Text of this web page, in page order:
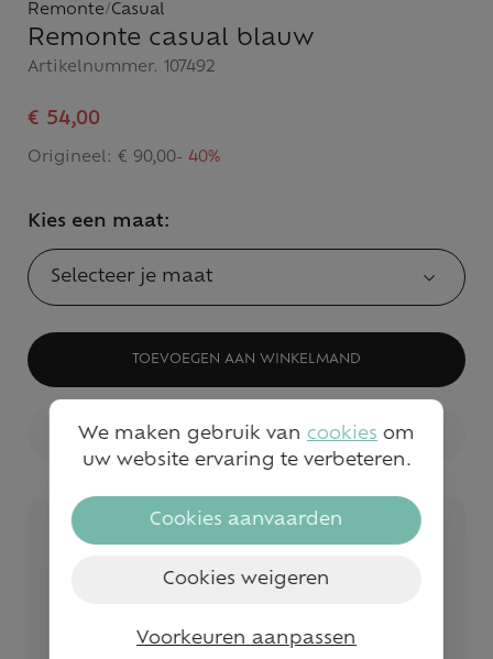
Remonte/Casual
Remonte casual blauw
Artikelnummer. 107492
€ 54,00
Origineel: € 90,00- 40%
Kies een maat:
Selecteer je maat
TOEVOEGEN AAN WINKELMAND
BEKIJK WINKELVOORRAAD
Veilig betalen
Snelle service en levering
Bezoek onze fysieke winkels
We maken gebruik van cookies om
uw website ervaring te verbeteren.
Cookies aanvaarden
Cookies weigeren
Voorkeuren aanpassen